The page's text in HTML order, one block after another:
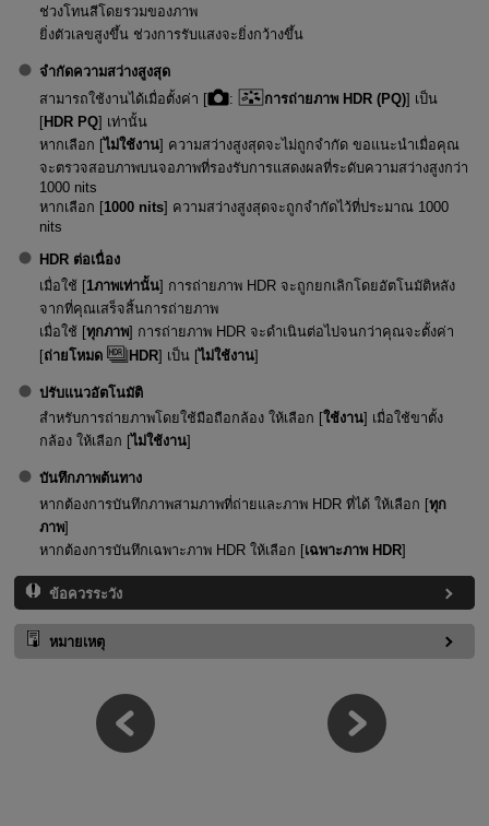
ช่วงโทนสีโดยรวมของภาพ
ยิ่งตัวเลขสูงขึ้น ช่วงการรับแสงจะยิ่งกว้างขึ้น
จำกัดความสว่างสูงสุด
สามารถใช้งานได้เมื่อตั้งค่า [
: การถ่ายภาพ HDR (PQ)] เป็น
[HDR PQ] เท่านั้น
หากเลือก [ไม่ใช้งาน] ความสว่างสูงสุดจะไม่ถูกจำกัด ขอแนะนำเมื่อคุณ
จะตรวจสอบภาพบนจอภาพที่รองรับการแสดงผลที่ระดับความสว่างสูงกว่า
1000 nits
หากเลือก [1000 nits] ความสว่างสูงสุดจะถูกจำกัดไว้ที่ประมาณ 1000
nits
HDR ต่อเนื่อง
เมื่อใช้ [1ภาพเท่านั้น] การถ่ายภาพ HDR จะถูกยกเลิกโดยอัตโนมัติหลัง
จากที่คุณเสร็จสิ้นการถ่ายภาพ
เมื่อใช้ [ทุกภาพ] การถ่ายภาพ HDR จะดำเนินต่อไปจนกว่าคุณจะตั้งค่า
[ถ่ายโหมด HDR] เป็น [ไม่ใช้งาน]
ปรับแนวอัตโนมัติ
สำหรับการถ่ายภาพโดยใช้มือถือกล้อง ให้เลือก [ใช้งาน] เมื่อใช้ขาตั้ง
กล้อง ให้เลือก [ไม่ใช้งาน]
บันทึกภาพต้นทาง
หากต้องการบันทึกภาพสามภาพที่ถ่ายและภาพ HDR ที่ได้ ให้เลือก [ทุก
ภาพ]
หากต้องการบันทึกเฉพาะภาพ HDR ให้เลือก [เฉพาะภาพ HDR]
ข้อควรระวัง
หมายเหตุ